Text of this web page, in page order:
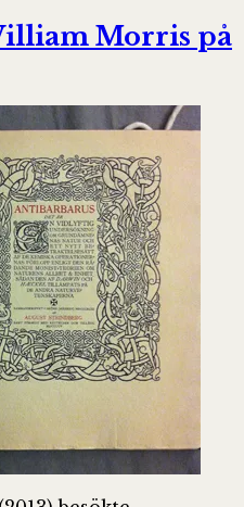
Morris på